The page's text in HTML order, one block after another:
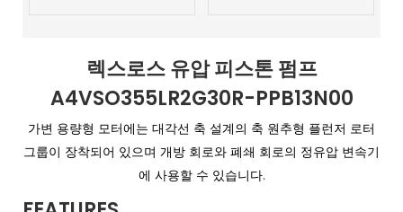
렉스로스 유압 피스톤 펌프
A4VSO355LR2G30R-PPB13N00
가변 용량형 모터에는 대각선 축 설계의 축 원추형 플런저 로터
그룹이 장착되어 있으며 개방 회로와 폐쇄 회로의 정유압 변속기
에 사용할 수 있습니다.